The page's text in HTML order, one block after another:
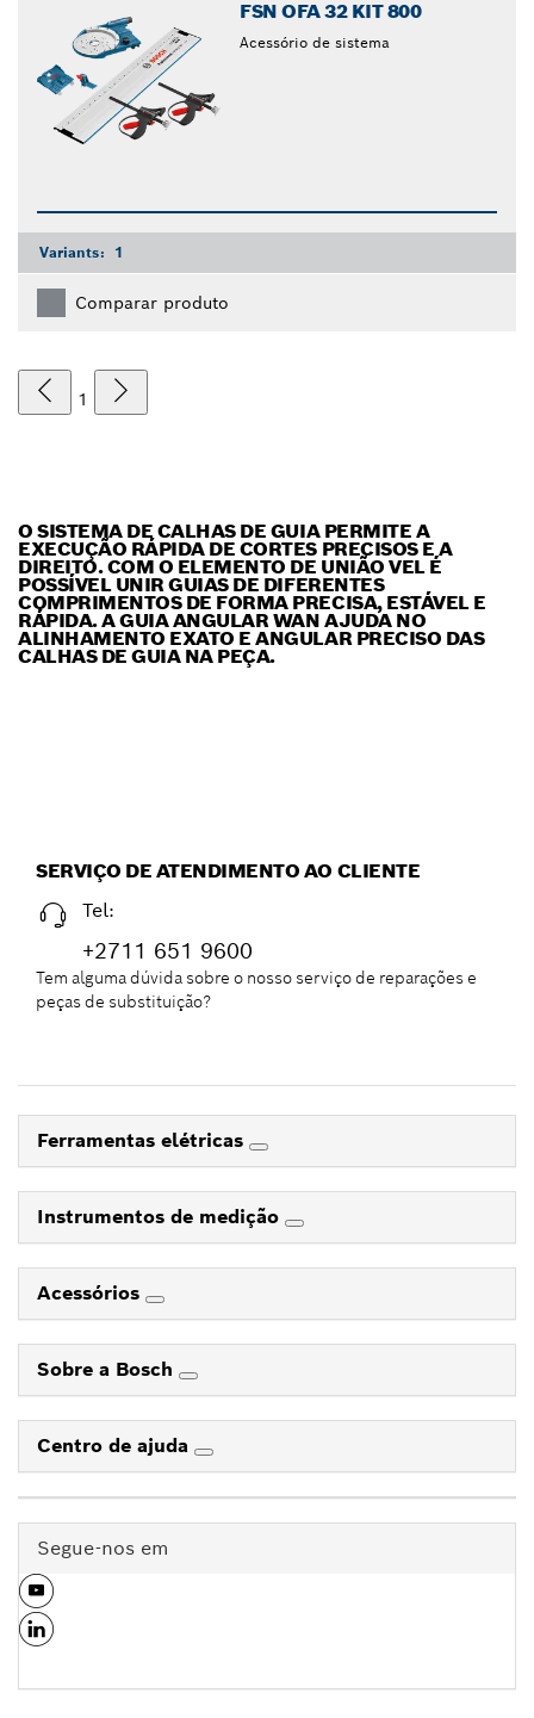
FSN OFA 32 KIT 800
Acessório de sistema
Variants: 1
Comparar produto
1
O SISTEMA DE CALHAS DE GUIA PERMITE A
EXECUÇÃO RÁPIDA DE CORTES PRECISOS E A
DIREITO. COM O ELEMENTO DE UNIÃO VEL É
POSSÍVEL UNIR GUIAS DE DIFERENTES
COMPRIMENTOS DE FORMA PRECISA, ESTÁVEL E
RÁPIDA. A GUIA ANGULAR WAN AJUDA NO
ALINHAMENTO EXATO E ANGULAR PRECISO DAS
CALHAS DE GUIA NA PEÇA.
SERVIÇO DE ATENDIMENTO AO CLIENTE
Tel:
+2711 651 9600
Tem alguma dúvida sobre o nosso serviço de reparações e
peças de substituição?
Ferramentas elétricas
Instrumentos de medição
Acessórios
Sobre a Bosch
Centro de ajuda
Segue-nos em